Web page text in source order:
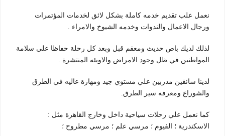
نعمل علب تقديم خدمه كاملة بشكل لائق لخدمات المؤتمرات
ورجال الاعمال والندوات وخدمه الشيوخ والامراء .
لذلك لديك باص حديث ومعقم قبل وبعد كل رحلة حفاظا علي سلامة
المواطنين في ظل وجود الامراض والاوبئه المنتشرة .
لدينا سائقين مدربين علي مستوي جيد ومهارة عاليه في الطرق
والشوراع ومعرفه سير الطرق.
كما نعمل علي رحلات سياحية داخل وخارج القاهرة مثل :
الاسكندرية ؛ الفيوم ؛ مرسي علم ؛ مرسي مطروح ؛